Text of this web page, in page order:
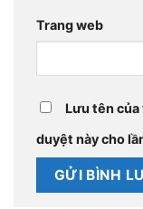
Trang web
Lưu tên
duyệt này cho